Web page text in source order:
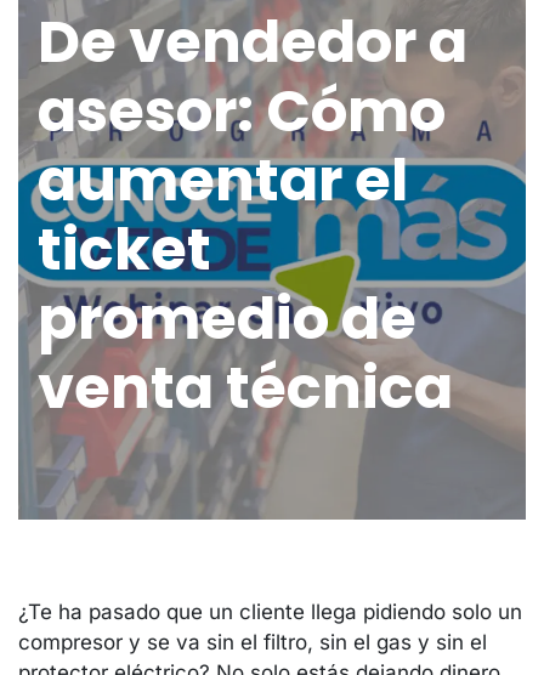
De vendedor a
asesor: Cómo
aumentar el
ticket
promedio de
venta técnica
¿Te ha pasado que un cliente llega pidiendo solo un
compresor y se va sin el filtro, sin el gas y sin el